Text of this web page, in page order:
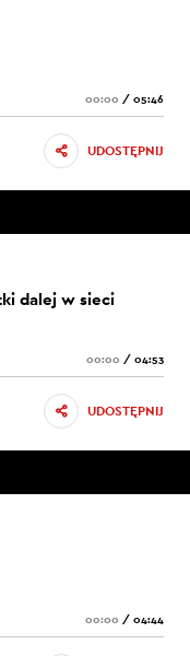
00:00 / 05:46
UDOSTĘPNIJ
dalej w sieci
00:00 / 04:53
UDOSTĘPNIJ
00:00 / 04:44